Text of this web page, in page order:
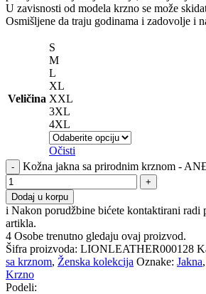
U zavisnosti od modela krzno se može
Osmišljene da traju godinama i zadovolje i
Veličina
S
M
L
XL
XXL
3XL
4XL
Očisti
Kožna jakna sa prirodnim krznom -
Dodaj u korpu
i Nakon porudžbine bićete kontaktirani radi
artikla.
4 Osobe trenutno gledaju ovaj proizvod.
Šifra proizvoda: LIONLEATHER000128
sa krznom, Ženska kolekcija Oznake: Jakna,
Krzno
Podeli: